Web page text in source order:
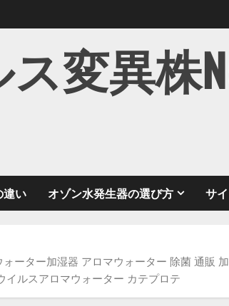
変異株
違い オゾン水発生器の選び方 サ
ーター加湿器 アロマウォーター 除菌 通販
イルスアロマウォーター カテプロテ